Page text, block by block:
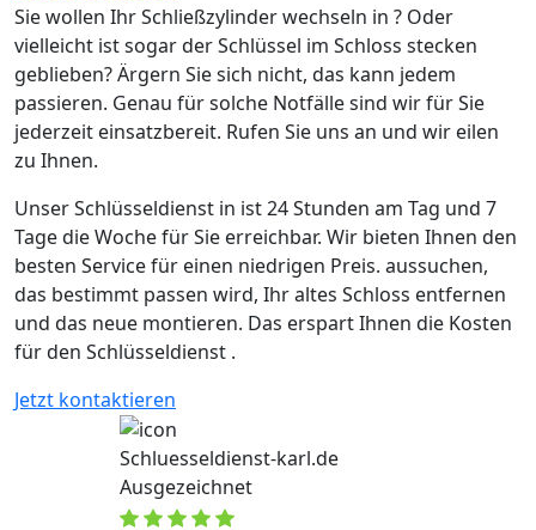
Sie wollen Ihr Schließzylinder wechseln in ? Oder
vielleicht ist sogar der Schlüssel im Schloss stecken
geblieben? Ärgern Sie sich nicht, das kann jedem
passieren. Genau für solche Notfälle sind wir für Sie
jederzeit einsatzbereit. Rufen Sie uns an und wir eilen
zu Ihnen.
Unser Schlüsseldienst in ist 24 Stunden am Tag und 7
Tage die Woche für Sie erreichbar. Wir bieten Ihnen den
besten Service für einen niedrigen Preis. aussuchen,
das bestimmt passen wird, Ihr altes Schloss entfernen
und das neue montieren. Das erspart Ihnen die Kosten
für den Schlüsseldienst .
Jetzt kontaktieren
Schluesseldienst-karl.de
Ausgezeichnet